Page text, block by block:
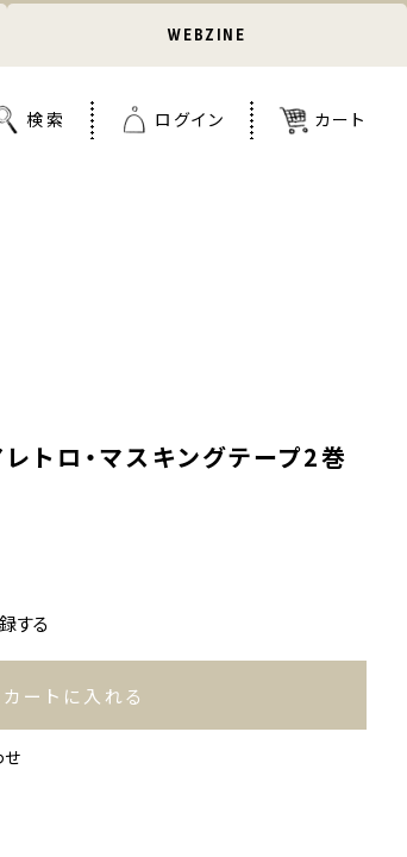
WEBZINE
トロ・マスキングテープ2巻
する
カートに入れる